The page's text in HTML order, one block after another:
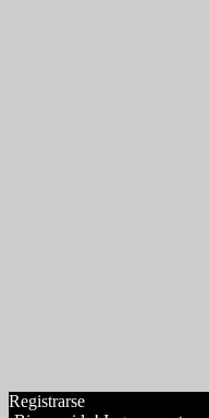
Registrarse